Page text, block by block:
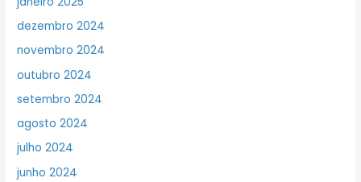
dezembro 2024
novembro 2024
outubro 2024
setembro 2024
agosto 2024
julho 2024
junho 2024